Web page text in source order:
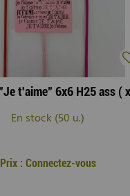
En stock (50 u.)
Prix : Connectez-vous